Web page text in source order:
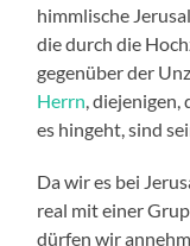
himmlische
die durch die
gegenüber der
Herrn, diejenigen,
es hingeht, sind
Da wir es bei
real mit einer
dürfen wir